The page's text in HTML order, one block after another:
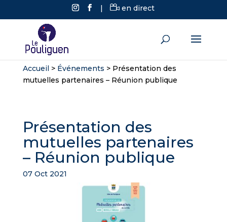
| en direct
Accueil> Événements > Présentation des
mutuelles partenaires – Réunion publique
Présentation des
mutuelles partenaires
– Réunion publique
07 Oct 2021